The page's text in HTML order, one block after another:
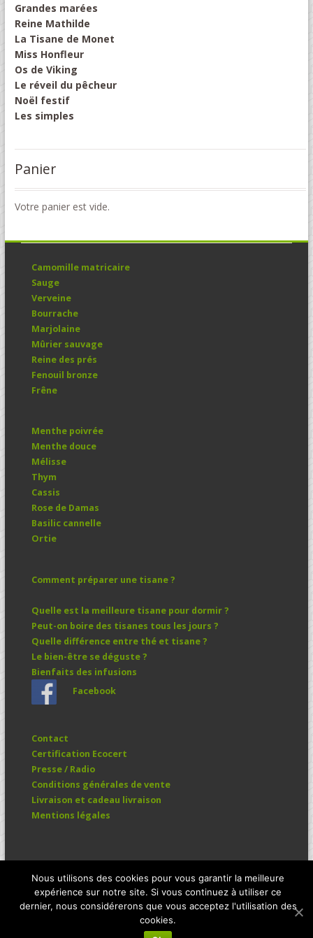
Grandes marées
Reine Mathilde
La Tisane de Monet
Miss Honfleur
Os de Viking
Le réveil du pêcheur
Noël festif
Les simples
Panier
Votre panier est vide.
Camomille matricaire
Sauge
Verveine
Bourrache
Marjolaine
Mûrier sauvage
Reine des prés
Fenouil bronze
Frêne
Menthe poivrée
Menthe douce
Mélisse
Thym
Cassis
Rose de Damas
Basilic cannelle
Ortie
Comment préparer une tisane ?
Quelle est la meilleure tisane pour dormir ?
Peut-on boire des tisanes tous les jours ?
Quelle différence entre thé et tisane ?
Le bien-être se déguste ?
Bienfaits des infusions
Facebook
Contact
Certification Ecocert
Presse / Radio
Conditions générales de vente
Livraison et cadeau livraison
Mentions légales
Nous utilisons des cookies pour vous garantir la meilleure
expérience sur notre site. Si vous continuez à utiliser ce
dernier, nous considérerons que vous acceptez l'utilisation des
cookies.